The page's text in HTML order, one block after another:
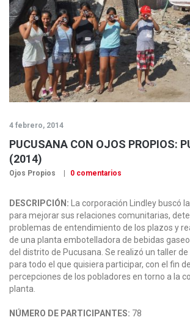
4 febrero, 2014
PUCUSANA CON OJOS PROPIOS:
(2014)
Ojos Propios 0 comentarios
DESCRIPCIÓN: La corporación Lindley buscó
para mejorar sus relaciones comunitarias,
problemas de entendimiento de los plazos y
de una planta embotelladora de bebidas
del distrito de Pucusana. Se realizó un taller
para todo el que quisiera participar, con el fin
percepciones de los pobladores en torno a la
planta.
NÚMERO DE PARTICIPANTES: 78